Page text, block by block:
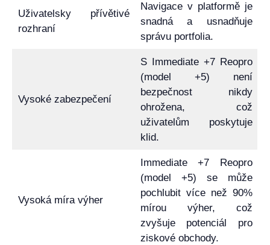
Uživatelsky přívětivé
rozhraní
Navigace v platformě je
snadná a usnadňuje
správu portfolia.
Vysoké zabezpečení
S Immediate +7 Reopro
(model +5) není
bezpečnost nikdy
ohrožena, což
uživatelům poskytuje
klid.
Vysoká míra výher
Immediate +7 Reopro
(model +5) se může
pochlubit více než 90%
mírou výher, což
zvyšuje potenciál pro
ziskové obchody.